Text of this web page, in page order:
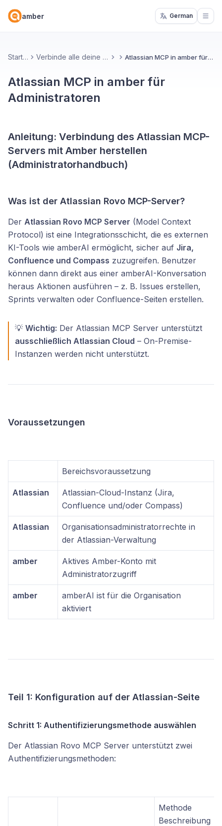
amber German
Startseite Verbinde alle deine Konnektoren Atlassian MCP in amber für Administratoren
Atlassian MCP in amber für
Administratoren
Anleitung: Verbindung des Atlassian MCP-
Servers mit Amber herstellen
(Administratorhandbuch)
Was ist der Atlassian Rovo MCP-Server?
Der Atlassian Rovo MCP Server (Model Context
Protocol) ist eine Integrationsschicht, die es externen
KI-Tools wie amberAI ermöglicht, sicher auf Jira,
Confluence und Compass zuzugreifen. Benutzer
können dann direkt aus einer amberAI-Konversation
heraus Aktionen ausführen – z. B. Issues erstellen,
Sprints verwalten oder Confluence-Seiten erstellen.
💡 Wichtig: Der Atlassian MCP Server unterstützt
ausschließlich Atlassian Cloud – On-Premise-
Instanzen werden nicht unterstützt.
Voraussetzungen
Bereichsvoraussetzung
Atlassian
Atlassian-Cloud-Instanz (Jira,
Confluence und/oder Compass)
Atlassian
Organisationsadministratorrechte in
der Atlassian-Verwaltung
amber
Aktives Amber-Konto mit
Administratorzugriff
amber
amberAI ist für die Organisation
aktiviert
Teil 1: Konfiguration auf der Atlassian-Seite
Schritt 1: Authentifizierungsmethode auswählen
Der Atlassian Rovo MCP Server unterstützt zwei
Authentifizierungsmethoden:
Methode
Beschreibung